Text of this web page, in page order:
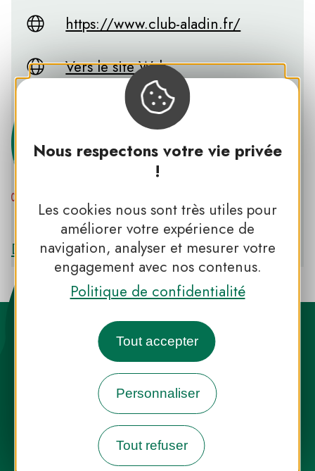
Nous respectons votre vie privée
!
Les cookies nous sont très utiles pour
améliorer votre expérience de
navigation, analyser et mesurer votre
engagement avec nos contenus.
Politique de confidentialité
Tout accepter
Personnaliser
Tout refuser
https://www.club-aladin.fr/
Vers le site Web
PNR DES GRANDS CAUSSES
Découvrir le PNR DES GRANDS CAUSSES
Destination Parcs, de l’inspiration en
toute saison